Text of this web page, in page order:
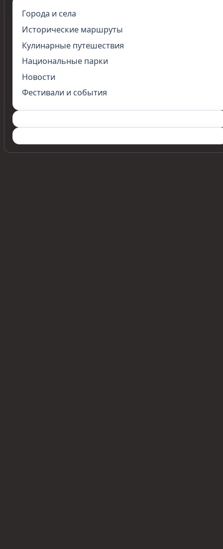
Города и села
Исторические маршруты
Кулинарные путешествия
Национальные парки
Новости
Фестивали и события